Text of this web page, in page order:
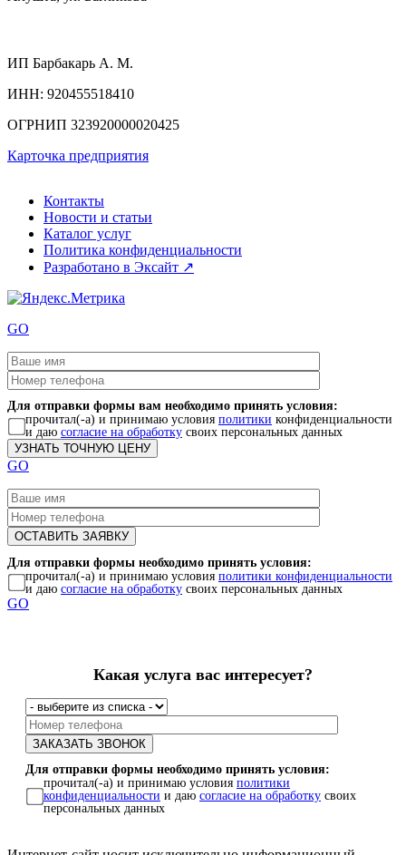
ИП Барбакарь А. М.
ИНН: 920455518410
ОГРНИП 323920000020425
Карточка предприятия
Контакты
Новости и статьи
Каталог услуг
Политика конфиденциальности
Разработано в Эксайт ↗
GO
Для отправки формы вам необходимо принять условия:
прочитал(-а) и принимаю условия политики конфиденциальности
и даю согласие на обработку своих персональных данных
GO
Для отправки формы необходимо принять условия:
прочитал(-а) и принимаю условия политики конфиденциальности
и даю согласие на обработку своих персональных данных
GO
Какая услуга вас интересует?
Для отправки формы необходимо принять условия:
прочитал(-а) и принимаю условия политики
конфиденциальности и даю согласие на обработку своих
персональных данных